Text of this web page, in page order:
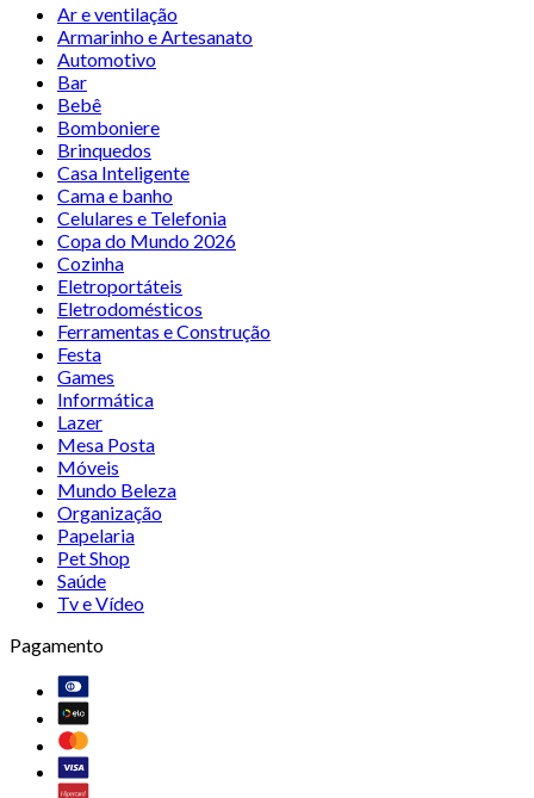
Ar e ventilação
Armarinho e Artesanato
Automotivo
Bar
Bebê
Bomboniere
Brinquedos
Casa Inteligente
Cama e banho
Celulares e Telefonia
Copa do Mundo 2026
Cozinha
Eletroportáteis
Eletrodomésticos
Ferramentas e Construção
Festa
Games
Informática
Lazer
Mesa Posta
Móveis
Mundo Beleza
Organização
Papelaria
Pet Shop
Saúde
Tv e Vídeo
Pagamento